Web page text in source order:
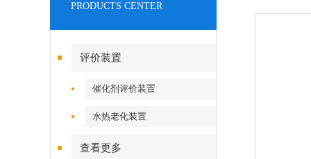
PRODUCTS CENTER
评价装置
催化剂评价装置
水热老化装置
查看更多